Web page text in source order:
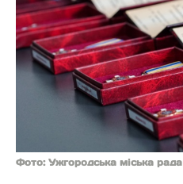
Фото: Ужгородська міська рада